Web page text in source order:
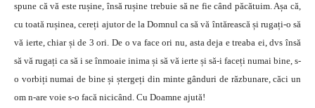
spune că vă este rușine, însă rușine trebuie să ne fie când păcătuim. Așa că,
cu toată rușinea, cereți ajutor de la Domnul ca să vă întărească și rugați-o să
vă ierte, chiar și de 3 ori. De o va face ori nu, asta deja e treaba ei, dvs însă
să vă rugați ca să i se înmoaie inima și să vă ierte și să-i faceți numai bine, s-
o vorbiți numai de bine și ștergeți din minte gânduri de răzbunare, căci un
om n-are voie s-o facă nicicând. Cu Doamne ajută!